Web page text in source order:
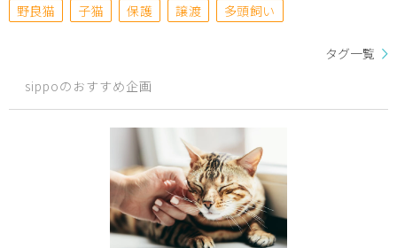
野良猫
子猫 保護 譲渡 多頭飼い
タグ一覧
sippoのおすすめ企画